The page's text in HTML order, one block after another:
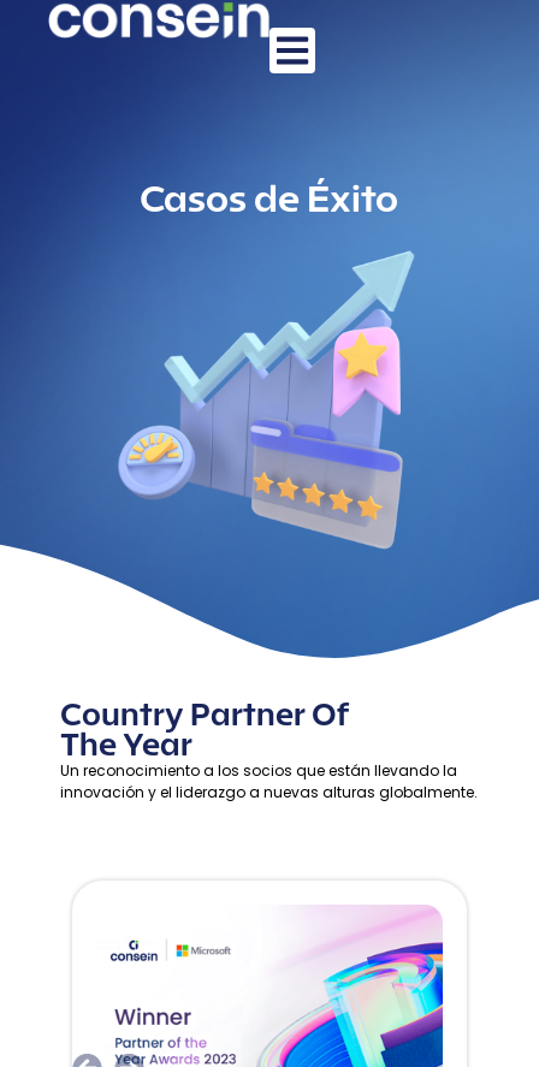
Casos de Éxito
Country Partner Of
The Year
Un reconocimiento a los socios que están llevando la
innovación y el liderazgo a nuevas alturas globalmente.